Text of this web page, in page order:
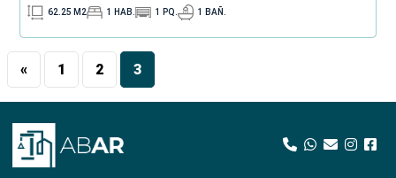
62.25 M2 1 HAB. 1 PQ. 1 BAÑ.
« 1 2 3